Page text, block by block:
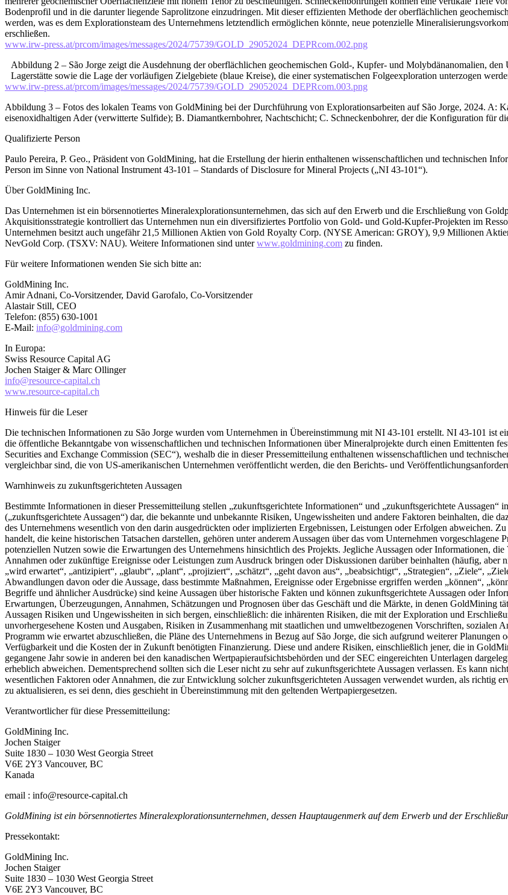
Bodenprofil und in die darunter liegende Saprolitzone einzudringen. Mit dieser effizienten Methode der oberflächlichen
werden, was es dem Explorationsteam des Unternehmens letztendlich ermöglichen könnte, neue potenzielle
erschließen.
www.irw-press.at/prcom/images/messages/2024/75739/GOLD_29052024_DEPRcom.002.png
Abbildung 2 – São Jorge zeigt die Ausdehnung der oberflächlichen geochemischen Gold-, Kupfer- und Molybdänanomalien,
Lagerstätte sowie die Lage der vorläufigen Zielgebiete (blaue Kreise), die einer systematischen Folgeexploration unterzogen
www.irw-press.at/prcom/images/messages/2024/75739/GOLD_29052024_DEPRcom.003.png
Abbildung 3 – Fotos des lokalen Teams von GoldMining bei der Durchführung von Explorationsarbeiten auf São Jorge, 2024. A:
eisenoxidhaltigen Ader (verwitterte Sulfide); B. Diamantkernbohrer, Nachtschicht; C. Schneckenbohrer, der die Konfiguration für
Qualifizierte Person
Paulo Pereira, P. Geo., Präsident von GoldMining, hat die Erstellung der hierin enthaltenen wissenschaftlichen und technischen
Person im Sinne von National Instrument 43-101 – Standards of Disclosure for Mineral Projects („NI 43-101“).
Über GoldMining Inc.
Das Unternehmen ist ein börsennotiertes Mineralexplorationsunternehmen, das sich auf den Erwerb und die Erschließung von
Akquisitionsstrategie kontrolliert das Unternehmen nun ein diversifiziertes Portfolio von Gold- und Gold-Kupfer-Projekten im
Unternehmen besitzt auch ungefähr 21,5 Millionen Aktien von Gold Royalty Corp. (NYSE American: GROY), 9,9 Millionen
NevGold Corp. (TSXV: NAU). Weitere Informationen sind unterwww.goldmining.com zu finden.
Für weitere Informationen wenden Sie sich bitte an:
GoldMining Inc.
Amir Adnani, Co-Vorsitzender, David Garofalo, Co-Vorsitzender
Alastair Still, CEO
Telefon: (855) 630-1001
E-Mail: info@goldmining.com
In Europa:
Swiss Resource Capital AG
Jochen Staiger & Marc Ollinger
info@resource-capital.ch
www.resource-capital.ch
Hinweis für die Leser
Die technischen Informationen zu São Jorge wurden vom Unternehmen in Übereinstimmung mit NI 43-101 erstellt. NI 43-101 ist
die öffentliche Bekanntgabe von wissenschaftlichen und technischen Informationen über Mineralprojekte durch einen Emittenten
Securities and Exchange Commission (SEC“), weshalb die in dieser Pressemitteilung enthaltenen wissenschaftlichen und
vergleichbar sind, die von US-amerikanischen Unternehmen veröffentlicht werden, die den Berichts- und
Warnhinweis zu zukunftsgerichteten Aussagen
Bestimmte Informationen in dieser Pressemitteilung stellen „zukunftsgerichtete Informationen“ und „zukunftsgerichtete Aussagen“
(„zukunftsgerichtete Aussagen“) dar, die bekannte und unbekannte Risiken, Ungewissheiten und andere Faktoren beinhalten, die
des Unternehmens wesentlich von den darin ausgedrückten oder implizierten Ergebnissen, Leistungen oder Erfolgen abweichen.
handelt, die keine historischen Tatsachen darstellen, gehören unter anderem Aussagen über das vom Unternehmen
potenziellen Nutzen sowie die Erwartungen des Unternehmens hinsichtlich des Projekts. Jegliche Aussagen oder Informationen,
Annahmen oder zukünftige Ereignisse oder Leistungen zum Ausdruck bringen oder Diskussionen darüber beinhalten (häufig,
„wird erwartet“, „antizipiert“, „glaubt“, „plant“, „projiziert“, „schätzt“, „geht davon aus“, „beabsichtigt“, „Strategien“, „Ziele“,
Abwandlungen davon oder die Aussage, dass bestimmte Maßnahmen, Ereignisse oder Ergebnisse ergriffen werden „können“,
Begriffe und ähnlicher Ausdrücke) sind keine Aussagen über historische Fakten und können zukunftsgerichtete Aussagen oder
Erwartungen, Überzeugungen, Annahmen, Schätzungen und Prognosen über das Geschäft und die Märkte, in denen GoldMining
Aussagen Risiken und Ungewissheiten in sich bergen, einschließlich: die inhärenten Risiken, die mit der Exploration und
unvorhergesehene Kosten und Ausgaben, Risiken in Zusammenhang mit staatlichen und umweltbezogenen Vorschriften, sozialen
Programm wie erwartet abzuschließen, die Pläne des Unternehmens in Bezug auf São Jorge, die sich aufgrund weiterer
Verfügbarkeit und die Kosten der in Zukunft benötigten Finanzierung. Diese und andere Risiken, einschließlich jener, die in
gegangene Jahr sowie in anderen bei den kanadischen Wertpapieraufsichtsbehörden und der SEC eingereichten Unterlagen
erheblich abweichen. Dementsprechend sollten sich die Leser nicht zu sehr auf zukunftsgerichtete Aussagen verlassen. Es kann
wesentlichen Faktoren oder Annahmen, die zur Entwicklung solcher zukunftsgerichteten Aussagen verwendet wurden, als richtig
zu aktualisieren, es sei denn, dies geschieht in Übereinstimmung mit den geltenden Wertpapiergesetzen.
Verantwortlicher für diese Pressemitteilung:
GoldMining Inc.
Jochen Staiger
Suite 1830 – 1030 West Georgia Street
V6E 2Y3 Vancouver, BC
Kanada
email : info@resource-capital.ch
GoldMining ist ein börsennotiertes Mineralexplorationsunternehmen, dessen Hauptaugenmerk auf dem Erwerb und der
Pressekontakt:
GoldMining Inc.
Jochen Staiger
Suite 1830 – 1030 West Georgia Street
V6E 2Y3 Vancouver, BC